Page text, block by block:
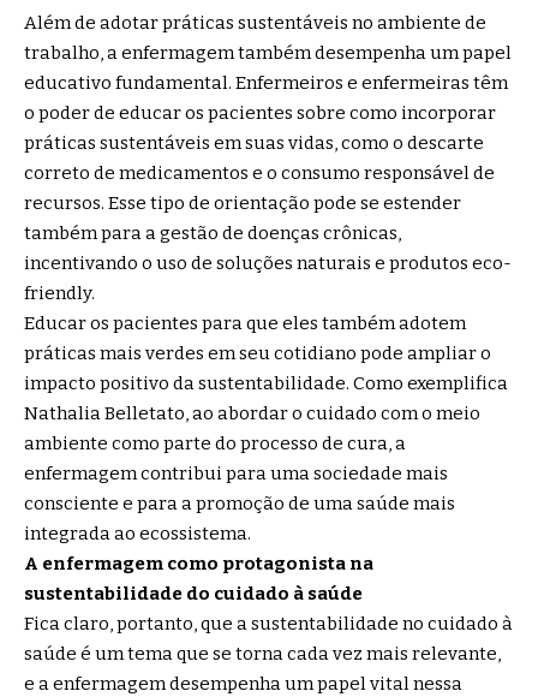
Além de adotar práticas sustentáveis no ambiente de
trabalho, a enfermagem também desempenha um papel
educativo fundamental. Enfermeiros e enfermeiras têm
o poder de educar os pacientes sobre como incorporar
práticas sustentáveis em suas vidas, como o descarte
correto de medicamentos e o consumo responsável de
recursos. Esse tipo de orientação pode se estender
também para a gestão de doenças crônicas,
incentivando o uso de soluções naturais e produtos eco-
friendly.
Educar os pacientes para que eles também adotem
práticas mais verdes em seu cotidiano pode ampliar o
impacto positivo da sustentabilidade. Como exemplifica
Nathalia Belletato, ao abordar o cuidado com o meio
ambiente como parte do processo de cura, a
enfermagem contribui para uma sociedade mais
consciente e para a promoção de uma saúde mais
integrada ao ecossistema.
A enfermagem como protagonista na
sustentabilidade do cuidado à saúde
Fica claro, portanto, que a sustentabilidade no cuidado à
saúde é um tema que se torna cada vez mais relevante,
e a enfermagem desempenha um papel vital nessa